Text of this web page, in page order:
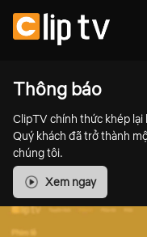
Thông báo
ClipTV chính thức khép
Quý khách đã trở thành
chúng tôi.
Xem ngay